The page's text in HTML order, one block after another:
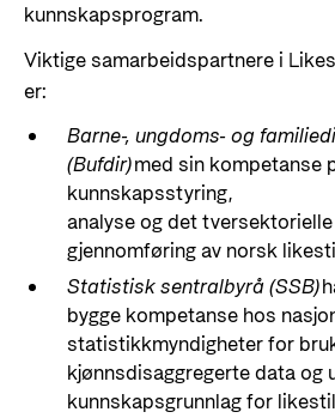
kunnskapsprogram.
Viktige samarbeidspartnere i
er:
Barne-, ungdoms- og
(Bufdir)med sin kompetanse
kunnskapsstyring,
analyse og det
gjennomføring av norsk
Statistisk sentralbyrå (SSB)
bygge kompetanse hos
statistikkmyndigheter for
kjønnsdisaggregerte data og
kunnskapsgrunnlag for